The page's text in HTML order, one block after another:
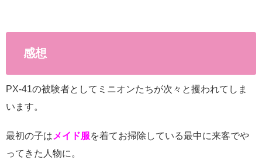
感想
PX-41の被験者としてミニオンたちが次々と攫われてしま
います。
最初の子は メイド服を着てお掃除している最中に来客でや
ってきた人物に。